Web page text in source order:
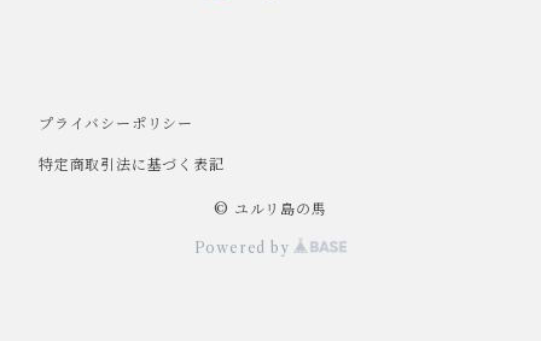
プライバシーポリシー
特定商取引法に基づく表記
© ユルリ島の馬
Powered by